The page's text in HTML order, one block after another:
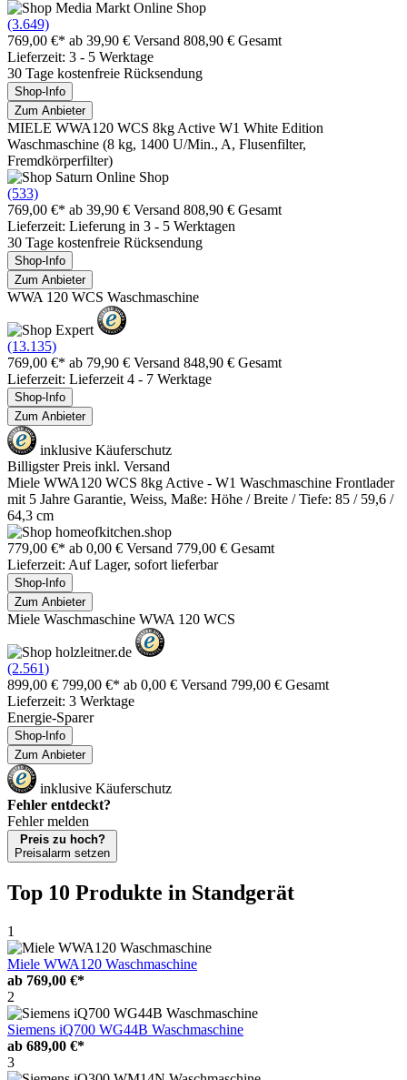
(3.649)
769,00 €* ab 39,90 € Versand 808,90 € Gesamt
Lieferzeit: 3 - 5 Werktage
30 Tage kostenfreie Rücksendung
Shop-Info
Zum Anbieter
MIELE WWA120 WCS 8kg Active W1 White Edition
Waschmaschine (8 kg, 1400 U/Min., A, Flusenfilter,
Fremdkörperfilter)
(533)
769,00 €* ab 39,90 € Versand 808,90 € Gesamt
Lieferzeit: Lieferung in 3 - 5 Werktagen
30 Tage kostenfreie Rücksendung
Shop-Info
Zum Anbieter
WWA 120 WCS Waschmaschine
(13.135)
769,00 €* ab 79,90 € Versand 848,90 € Gesamt
Lieferzeit: Lieferzeit 4 - 7 Werktage
Shop-Info
Zum Anbieter
inklusive Käuferschutz
Billigster Preis inkl. Versand
Miele WWA120 WCS 8kg Active - W1 Waschmaschine Frontlader
mit 5 Jahre Garantie, Weiss, Maße: Höhe / Breite / Tiefe: 85 / 59,6 /
64,3 cm
779,00 €* ab 0,00 € Versand 779,00 € Gesamt
Lieferzeit: Auf Lager, sofort lieferbar
Shop-Info
Zum Anbieter
Miele Waschmaschine WWA 120 WCS
(2.561)
899,00 € 799,00 €* ab 0,00 € Versand 799,00 € Gesamt
Lieferzeit: 3 Werktage
Energie-Sparer
Shop-Info
Zum Anbieter
inklusive Käuferschutz
Fehler entdeckt?
Fehler melden
Preis zu hoch?
Preisalarm setzen
Top 10 Produkte in Standgerät
1
Miele WWA120 Waschmaschine
ab 769,00 €*
2
Siemens iQ700 WG44B Waschmaschine
ab 689,00 €*
3